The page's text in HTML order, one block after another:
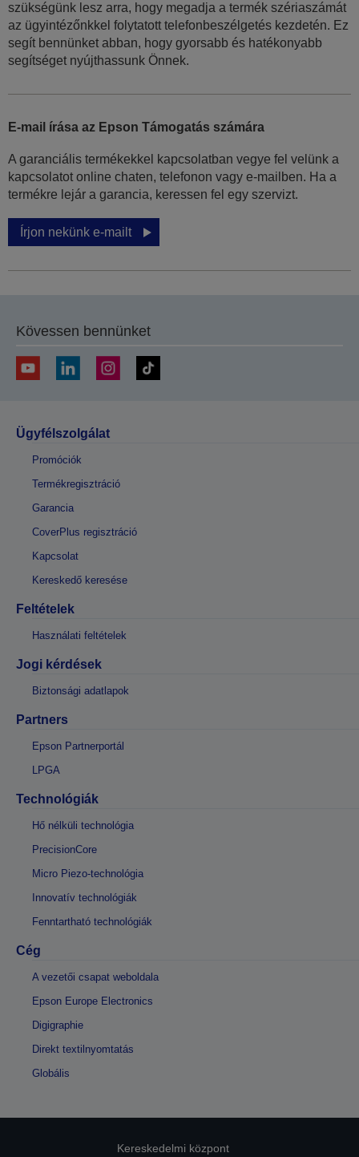
szükségünk lesz arra, hogy megadja a termék szériaszámát
az ügyintézőnkkel folytatott telefonbeszélgetés kezdetén. Ez
segít bennünket abban, hogy gyorsabb és hatékonyabb
segítséget nyújthassunk Önnek.
E-mail írása az Epson Támogatás számára
A garanciális termékekkel kapcsolatban vegye fel velünk a
kapcsolatot online chaten, telefonon vagy e-mailben. Ha a
termékre lejár a garancia, keressen fel egy szervizt.
Írjon nekünk e-mailt
Kövessen bennünket
Ügyfélszolgálat
Promóciók
Termékregisztráció
Garancia
CoverPlus regisztráció
Kapcsolat
Kereskedő keresése
Feltételek
Használati feltételek
Jogi kérdések
Biztonsági adatlapok
Partners
Epson Partnerportál
LPGA
Technológiák
Hő nélküli technológia
PrecisionCore
Micro Piezo-technológia
Innovatív technológiák
Fenntartható technológiák
Cég
A vezetői csapat weboldala
Epson Europe Electronics
Digigraphie
Direkt textilnyomtatás
Globális
Kereskedelmi központ